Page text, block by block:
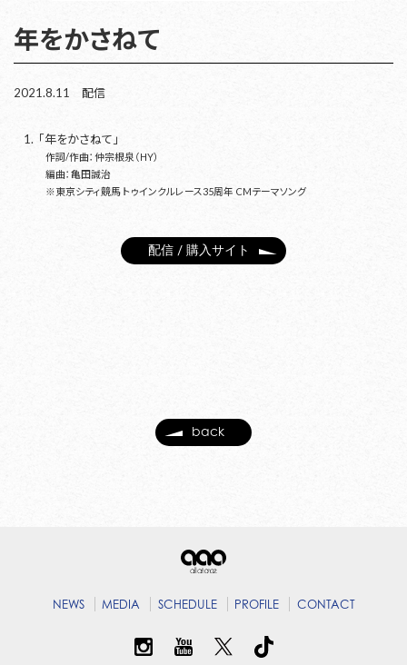
年をかさねて
2021.8.11 配信
「年をかさねて」
作詞/作曲：仲宗根泉（HY）
編曲：亀田誠治
※東京シティ競馬 トゥインクルレース35周年 CMテーマソング
配信 / 購入サイト
back
NEWS MEDIA SCHEDULE PROFILE CONTACT